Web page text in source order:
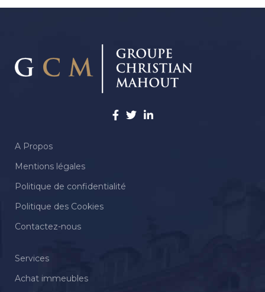
A Propos
Mentions légales
Politique de confidentialité
Politique des Cookies
Contactez-nous
Services
Achat immeubles